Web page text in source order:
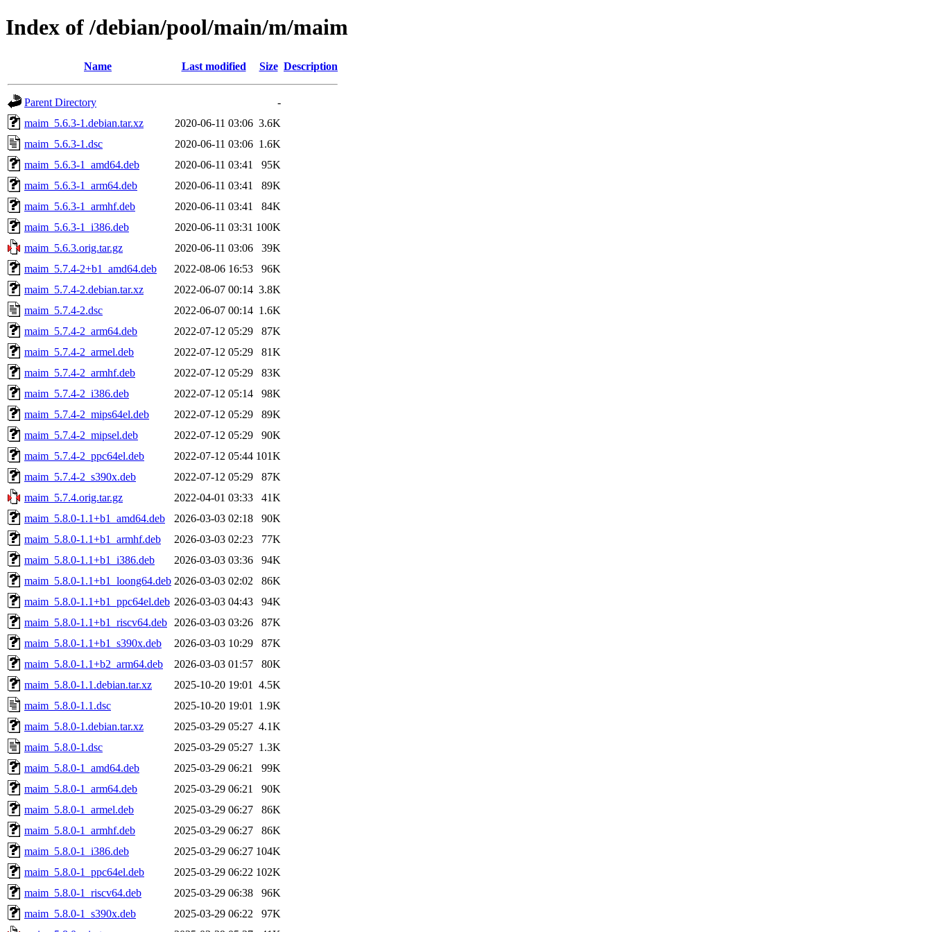
Index of /debian/pool/main/m/maim
Name Last modified Size Description
Parent Directory
-
maim_5.6.3-1.debian.tar.xz
2020-06-11 03:06 3.6K
maim_5.6.3-1.dsc
2020-06-11 03:06 1.6K
maim_5.6.3-1_amd64.deb
2020-06-11 03:41
95K
maim_5.6.3-1_arm64.deb
2020-06-11 03:41
89K
maim_5.6.3-1_armhf.deb
2020-06-11 03:41
84K
maim_5.6.3-1_i386.deb
2020-06-11 03:31 100K
maim_5.6.3.orig.tar.gz
2020-06-11 03:06
39K
maim_5.7.4-2+b1_amd64.deb
2022-08-06 16:53
96K
maim_5.7.4-2.debian.tar.xz
2022-06-07 00:14 3.8K
maim_5.7.4-2.dsc
2022-06-07 00:14 1.6K
maim_5.7.4-2_arm64.deb
2022-07-12 05:29
87K
maim_5.7.4-2_armel.deb
2022-07-12 05:29
81K
maim_5.7.4-2_armhf.deb
2022-07-12 05:29
83K
maim_5.7.4-2_i386.deb
2022-07-12 05:14
98K
maim_5.7.4-2_mips64el.deb
2022-07-12 05:29
89K
maim_5.7.4-2_mipsel.deb
2022-07-12 05:29
90K
maim_5.7.4-2_ppc64el.deb
2022-07-12 05:44 101K
maim_5.7.4-2_s390x.deb
2022-07-12 05:29
87K
maim_5.7.4.orig.tar.gz
2022-04-01 03:33
41K
maim_5.8.0-1.1+b1_amd64.deb
2026-03-03 02:18
90K
maim_5.8.0-1.1+b1_armhf.deb
2026-03-03 02:23
77K
maim_5.8.0-1.1+b1_i386.deb
2026-03-03 03:36
94K
maim_5.8.0-1.1+b1_loong64.deb 2026-03-03 02:02
86K
maim_5.8.0-1.1+b1_ppc64el.deb 2026-03-03 04:43
94K
maim_5.8.0-1.1+b1_riscv64.deb
2026-03-03 03:26
87K
maim_5.8.0-1.1+b1_s390x.deb
2026-03-03 10:29
87K
maim_5.8.0-1.1+b2_arm64.deb
2026-03-03 01:57
80K
maim_5.8.0-1.1.debian.tar.xz
2025-10-20 19:01
4.5K
maim_5.8.0-1.1.dsc
2025-10-20 19:01
1.9K
maim_5.8.0-1.debian.tar.xz
2025-03-29 05:27 4.1K
maim_5.8.0-1.dsc
2025-03-29 05:27 1.3K
maim_5.8.0-1_amd64.deb
2025-03-29 06:21
99K
maim_5.8.0-1_arm64.deb
2025-03-29 06:21
90K
maim_5.8.0-1_armel.deb
2025-03-29 06:27
86K
maim_5.8.0-1_armhf.deb
2025-03-29 06:27
86K
maim_5.8.0-1_i386.deb
2025-03-29 06:27 104K
maim_5.8.0-1_ppc64el.deb
2025-03-29 06:22 102K
maim_5.8.0-1_riscv64.deb
2025-03-29 06:38
96K
maim_5.8.0-1_s390x.deb
2025-03-29 06:22
97K